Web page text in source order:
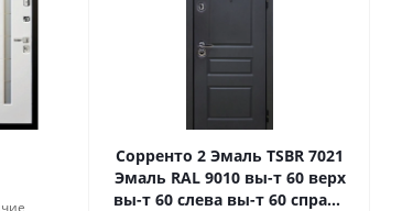
Сорренто 2 Эмаль TSBR 7021
Эмаль RAL 9010 вы-т 60 верх
вы-т 60 слева вы-т 60 справа